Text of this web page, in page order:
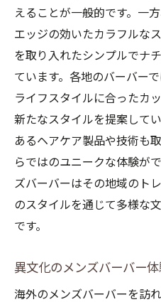
い
メンズバーバーで
密
異なる国のバー
比較
メンズバーバー
の融合
各国のトレンドを
海外のメンズバーバー
ョン体験
えることが一般的です。一
エッジの効いたカラフルな
を取り入れたシンプルでナ
ています。各地のバーバー
ライフスタイルに合ったカ
新たなスタイルを提案して
あるヘアケア製品や技術も
らではのユニークな体験が
ズバーバーはその地域のト
のスタイルを通じて多様な
です。
異文化のメンズバーバー
海外のメンズバーバーを訪